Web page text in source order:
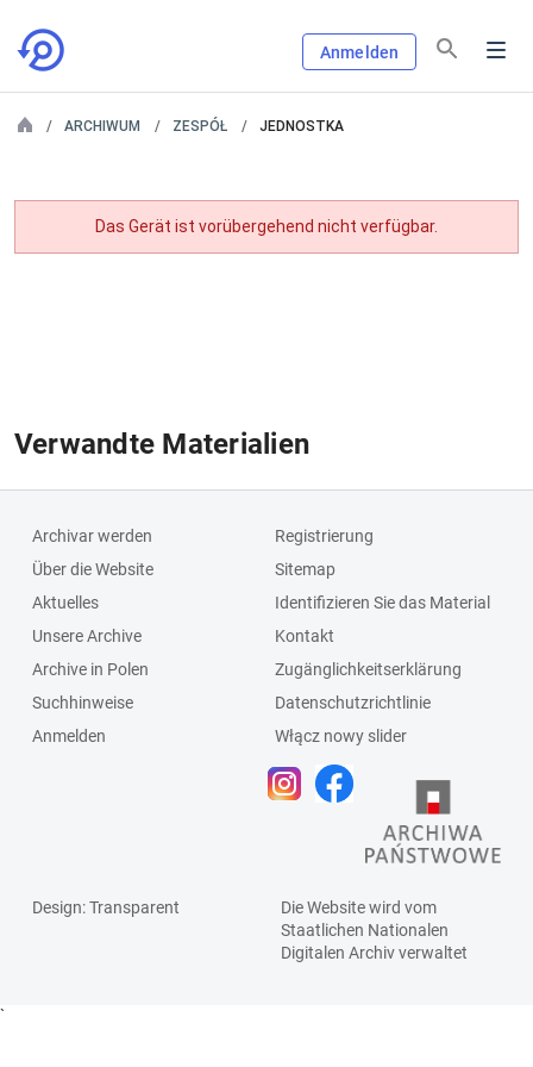
Anmelden
ARCHIWUM ZESPÓŁ JEDNOSTKA
Das Gerät ist vorübergehend nicht verfügbar.
Verwandte Materialien
Archivar werden
Über die Website
Aktuelles
Unsere Archive
Archive in Polen
Suchhinweise
Anmelden
Registrierung
Sitemap
Identifizieren Sie das Material
Kontakt
Zugänglichkeitserklärung
Datenschutzrichtlinie
Włącz nowy slider
Design: Transparent
Die Website wird vom
Staatlichen Nationalen
Digitalen Archivverwaltet
`